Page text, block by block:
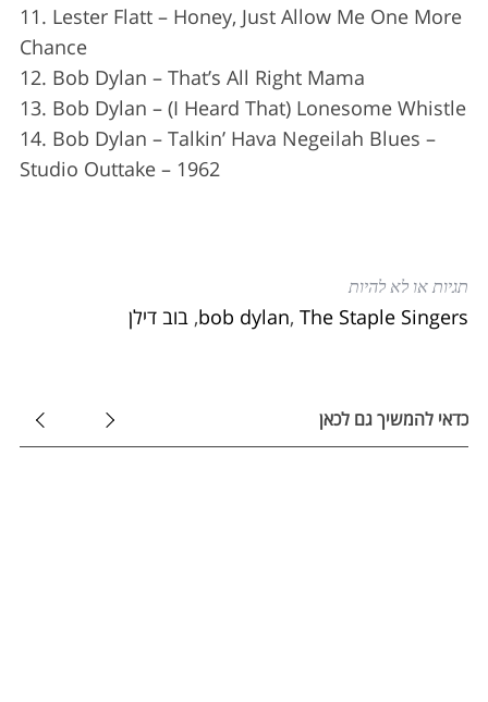
11. Lester Flatt – Honey, Just Allow Me One More
Chance
12. Bob Dylan – That’s All Right Mama
13. Bob Dylan – (I Heard That) Lonesome Whistle
14. Bob Dylan – Talkin’ Hava Negeilah Blues –
Studio Outtake – 1962
תגיות או לא להיות
bob dylan,The Staple Singers
, בוב דילן
כדאי להמשיך גם לכאן